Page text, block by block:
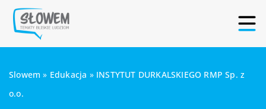
Slowem » Edukacja » INSTYTUT DURKALSKIEGO RMP Sp. z
o.o.